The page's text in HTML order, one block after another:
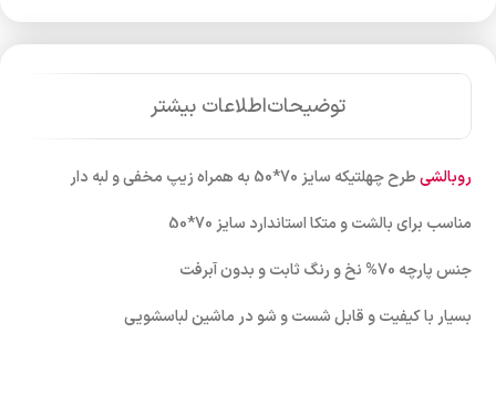
توضیحاتاطلاعات بیشتر
روبالشیطرح چهلتیکه سایز 70*50 به همراه زیپ مخفی و لبه دار
مناسب برای بالشت و متکا استاندارد سایز 70*50
جنس پارچه 70% نخ و رنگ ثابت و بدون آبرفت
بسیار با کیفیت و قابل شست و شو در ماشین لباسشویی